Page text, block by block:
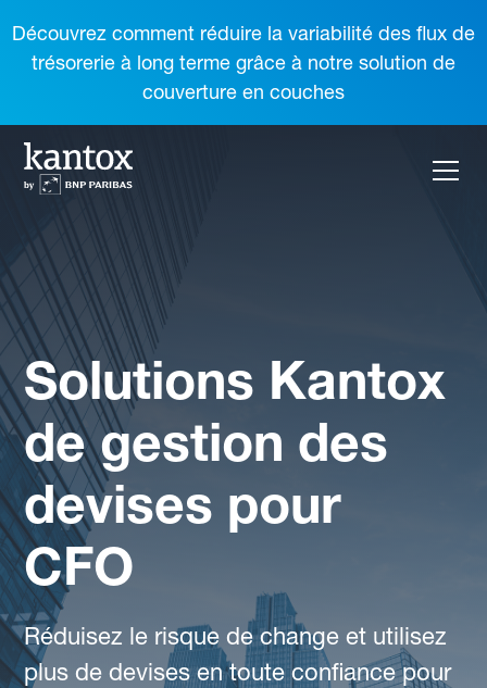
Découvrez comment réduire la variabilité des flux de
trésorerie à long terme grâce à notre solution de
couverture en couches
Solutions Kantox
de gestion des
devises pour
CFO
Réduisez le risque de change et utilisez
plus de devises en toute confiance pour